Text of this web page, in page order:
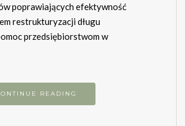
poprawiających efektywność
restrukturyzacji długu
przedsiębiorstwom w
READING